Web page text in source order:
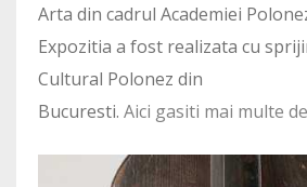
Arta din cadrul Academiei
Expozitia a fost realizata cu
Cultural Polonez din
Bucuresti. Aici gasiti mai multe